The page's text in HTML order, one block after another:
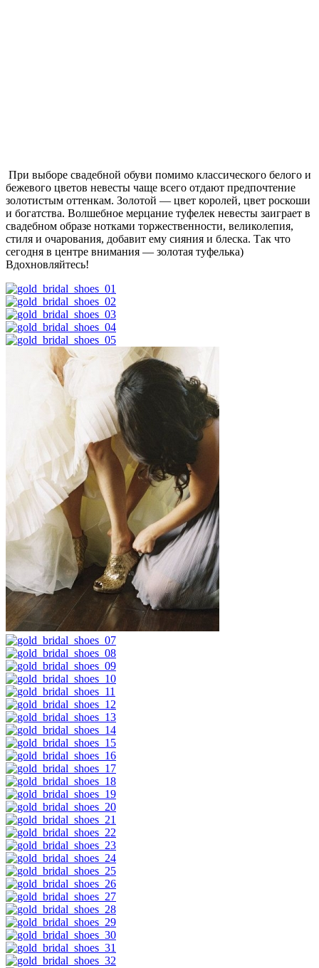
При выборе свадебной обуви помимо классического белого и
бежевого цветов невесты чаще всего отдают предпочтение
золотистым оттенкам. Золотой — цвет королей, цвет роскоши
и богатства. Волшебное мерцание туфелек невесты заиграет в
свадебном образе нотками торжественности, великолепия,
стиля и очарования, добавит ему сияния и блеска. Так что
сегодня в центре внимания — золотая туфелька)
Вдохновляйтесь!